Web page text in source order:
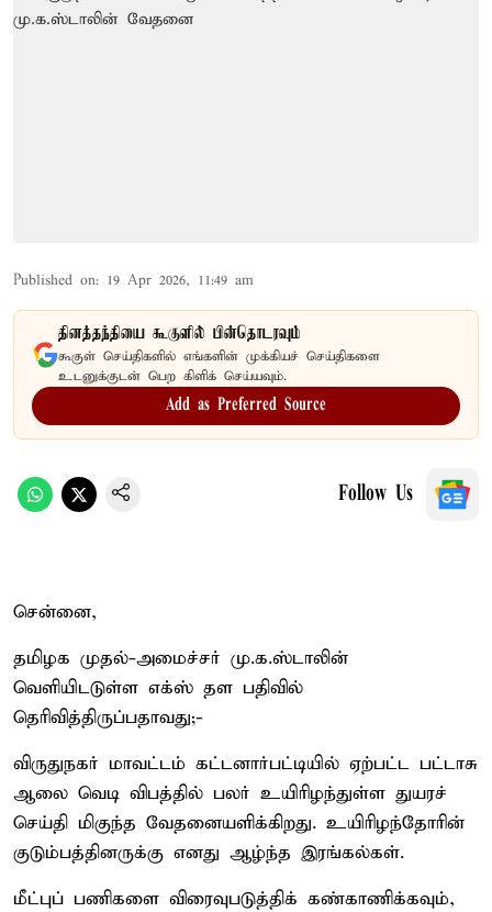
Published on: 19 Apr 2026, 11:49 am
தினத்தந்தியை கூகுளில் பின்தொடரவும்
கூகுள் செய்திகளில் எங்களின் முக்கியச் செய்திகளை
உடனுக்குடன் பெற கிளிக் செய்யவும்.
Add as Preferred Source
Follow Us
சென்னை,
தமிழக முதல்-அமைச்சர் மு.க.ஸ்டாலின்
வெளியிடடுள்ள எக்ஸ் தள பதிவில்
தெரிவித்திருப்பதாவது;-
விருதுநகர் மாவட்டம் கட்டனார்பட்டியில் ஏற்பட்ட பட்டாசு
ஆலை வெடி விபத்தில் பலர் உயிரிழந்துள்ள துயரச்
செய்தி மிகுந்த வேதனையளிக்கிறது. உயிரிழந்தோரின்
குடும்பத்தினருக்கு எனது ஆழ்ந்த இரங்கல்கள்.
மீட்புப் பணிகளை விரைவுபடுத்திக் கண்காணிக்கவும்,